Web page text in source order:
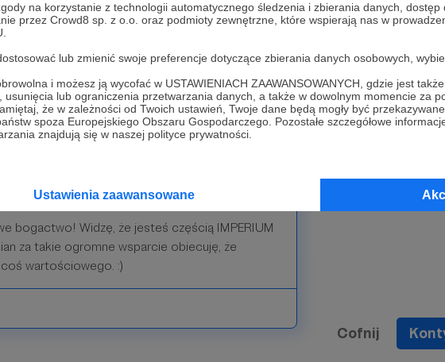
na korzystanie z technologii automatycznego śledzenia i zbierania danych,
przez Crowd8 sp. z o.o. oraz podmioty zewnętrzne, które wspierają nas w
lub zmienić swoje preferencje dotyczące zbierania danych osobowych,
i możesz ją wycofać w USTAWIENIACH ZAAWANSOWANYCH, gdzie jest
usunięcia lub ograniczenia przetwarzania danych, a także w dowolnym momencie za
że w zależności od Twoich ustawień, Twoje dane będą mogły być
spoza Europejskiego Obszaru Gospodarczego. Pozostałe szczegółowe
znajdują się w naszej polityce prywatności.
Ustawienia zaawansowane
dziękują Ci za Twoje wsparcie! Wszystkie
to oczywistość. Dodatkowo otrzymasz
z odręcznymi podziękowaniami.
bogactwo! Widzę, że jesteś częścią IMPERIUM
za takie ogromne wsparcie obiecuję, że
wartościowego. :)
Cofnij